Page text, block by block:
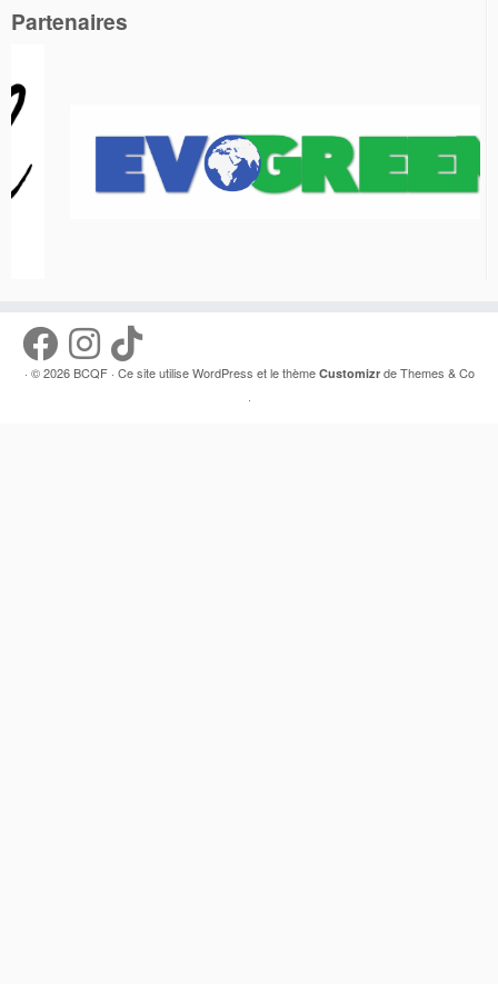
Partenaires
· © 2026 BCQF· Ce site utiliseWordPress et le thème CustomizrdeThemes & Co
·